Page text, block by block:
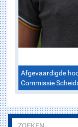
Afgevaardigde
Commissie